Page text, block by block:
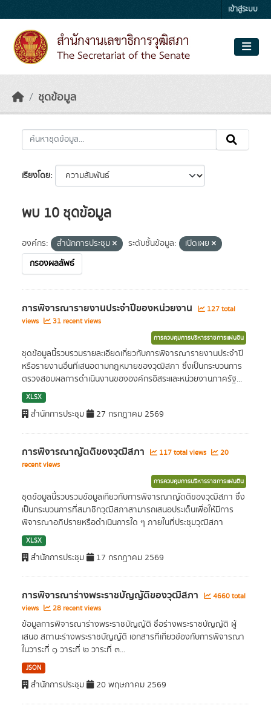
เข้าสู่ระบบ
ชุดข้อมูล
เรียงโดย
พบ 10 ชุดข้อมูล
องค์กร: สำนักการประชุม ระดับชั้นข้อมูล:
เปิดเผย
กรองผลลัพธ์
การพิจารณารายงานประจำปีของหน่วยงาน
127 total
views
31 recent views
การควบคุมการบริหารราชการแผ่นดิน
ชุดข้อมูลนี้รวบรวมรายละเอียดเกี่ยวกับการพิจารณารายงานประจำปี
หรือรายงานอื่นที่เสนอตามกฎหมายของวุฒิสภา ซึ่งเป็นกระบวนการ
ตรวจสอบผลการดำเนินงานขององค์กรอิสระและหน่วยงานภาครัฐ...
XLSX
สำนักการประชุม 27 กรกฎาคม 2569
การพิจารณาญัตติของวุฒิสภา 117 total views
20
recent views
การควบคุมการบริหารราชการแผ่นดิน
ชุดข้อมูลนี้รวบรวมข้อมูลเกี่ยวกับการพิจารณาญัตติของวุฒิสภา ซึ่ง
เป็นกระบวนการที่สมาชิกวุฒิสภาสามารถเสนอประเด็นเพื่อให้มีการ
พิจารณาอภิปรายหรือดำเนินการใด ๆ ภายในที่ประชุมวุฒิสภา
XLSX
สำนักการประชุม 17 กรกฎาคม 2569
การพิจารณาร่างพระราชบัญญัติของวุฒิสภา
4660 total
views
28 recent views
ข้อมูลการพิจารณาร่างพระราชบัญญัติ ชื่อร่างพระราชบัญญัติ ผู้
เสนอ สถานะร่างพระราชบัญญัติ เอกสารที่เกี่ยวข้องกับการพิจารณา
ในวาระที่ ๑ วาระที่ ๒ วาระที่ ๓...
JSON
สำนักการประชุม 20 พฤษภาคม 2569